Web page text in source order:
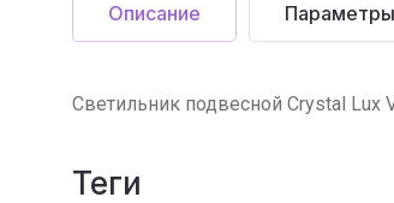
Описание Параметры
Светильник подвесной Crystal Lux
теги